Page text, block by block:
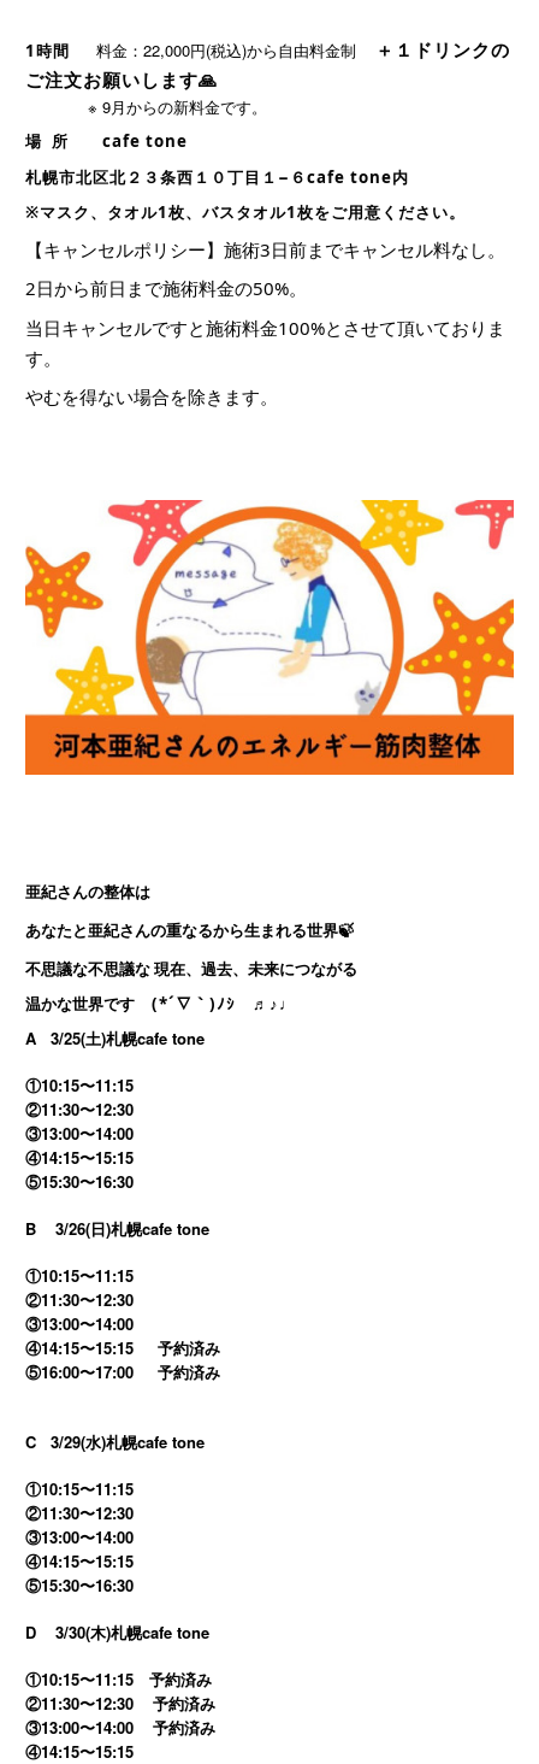
1時間 料金：22,000円(税込)から自由料金制
＋１ドリンクの
ご注文お願いします🙏
※ 9 月からの新料金です。
場 所 cafe tone
札幌市北区北２３条西１０丁目１−６cafe tone内
※マスク、タオル1枚、バスタオル1枚をご用意ください。
【キャンセルポリシー】 施術3日前までキャンセル料なし。
2日から前日まで施術料金の50%。
当日キャンセルですと施術料金100%とさせて頂いておりま
す。
やむを得ない場合を除きます。
亜紀さんの整体は
あなたと亜紀さんの重なるから生まれる世界🍃
不思議な不思議な 現在、過去、未来につながる
温かな世界です (*´∇｀)ﾉｼ ♬♪♩
A 3/25(土)札幌cafe tone
①10:15〜11:15
②11:30〜12:30
③13:00〜14:00
④14:15〜15:15
⑤15:30〜16:30
B 3/26(日)札幌cafe tone
①10:15〜11:15
②11:30〜12:30
③13:00〜14:00
④14:15〜15:15
予約済み
⑤16:00〜17:00
予約済み
C 3/29(水)札幌cafe tone
①10:15〜11:15
②11:30〜12:30
③13:00〜14:00
④14:15〜15:15
⑤15:30〜16:30
D 3/30(木)札幌cafe tone
①10:15〜11:15 予約済み
②11:30〜12:30
予約済み
③13:00〜14:00
予約済み
④14:15〜15:15